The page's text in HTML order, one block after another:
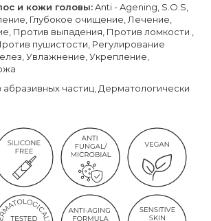
и кожи головы:Anti - Agening, S.O.S,
Глубокое очищение, Лечение,
Против выпадения, Против ломкости ,
пушистости, Регулирование
Увлажнение, Укрепление,
абразивных частиц, Дерматологически